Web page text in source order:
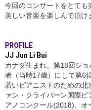
今回のコンサートをとても
美しい音楽を楽しんで頂け
PROFILE
JJ Jun Li Bui
カナダ生まれ。第18回シ
者（当時17歳）にして第6
若いピアニストのための
ァン・クライバーン国際
アノコンクール(2018)、